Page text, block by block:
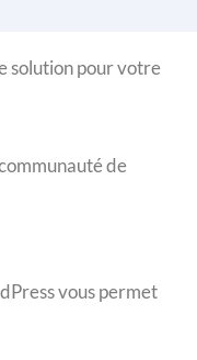
solution pour votre
de
vous permet